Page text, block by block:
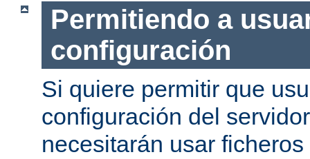
Permitiendo a
configuración
Si quiere permitir que
configuración del
necesitarán usar ficheros